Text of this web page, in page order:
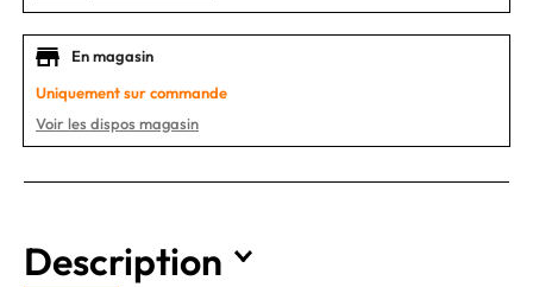
En magasin
Uniquement sur commande
Voir les dispos magasin
Description